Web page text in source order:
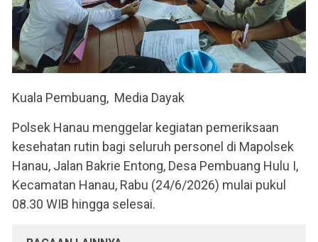
Kuala Pembuang, Media Dayak
Polsek Hanau menggelar kegiatan pemeriksaan
kesehatan rutin bagi seluruh personel di Mapolsek
Hanau, Jalan Bakrie Entong, Desa Pembuang Hulu I,
Kecamatan Hanau, Rabu (24/6/2026) mulai pukul
08.30 WIB hingga selesai.